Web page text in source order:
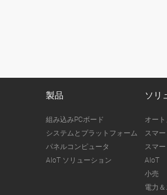
製品
組み込みPCボード
システムとプラットフォーム
パネルコンピュータ
AIoT ソリューション
ソリ
オー
スマ
スマ
AIoT
小売
電力